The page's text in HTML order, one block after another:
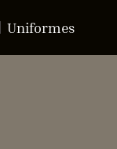
Uniformes